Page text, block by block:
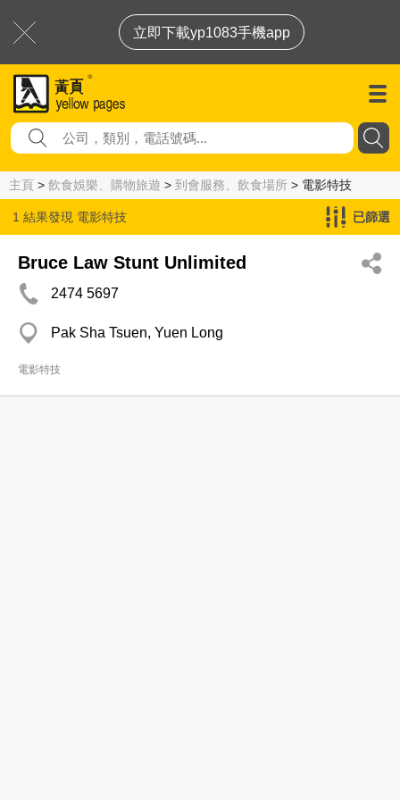
立即下載yp1083手機app
主頁 > 飲食娛樂、購物旅遊 > 到會服務、飲食場所 > 電影特技
1 結果發現 電影特技 已篩選
Bruce Law Stunt Unlimited
2474 5697
Pak Sha Tsuen, Yuen Long
電影特技